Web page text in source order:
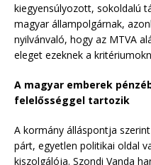
kiegyensúlyozott, sokoldalú
magyar állampolgárnak,
nyilvánvaló, hogy az MTVA
eleget ezeknek a
A magyar emberek
felelősséggel tartozik
A kormány álláspontja
párt, egyetlen politikai oldal
kiszolgálója. Szondi Vanda